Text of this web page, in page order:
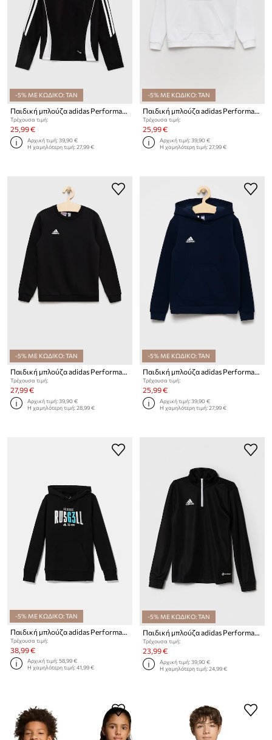
-5% ΜΕ ΚΩΔΙΚΟ: TAN
Παιδική μπλούζα adidas Performance TIRO24 TRTOPY
Τρέχουσα τιμή:
25,99 €
Αρχική τιμή:39,90 €
Η χαμηλότερη τιμή:27,99 €
-5% ΜΕ ΚΩΔΙΚΟ: TAN
Παιδική μπλούζα adidas Performance
Τρέχουσα τιμή:
25,99 €
Αρχική τιμή:39,90 €
Η χαμηλότερη τιμή:27,99 €
-5% ΜΕ ΚΩΔΙΚΟ: TAN
Παιδική μπλούζα adidas Performance
Τρέχουσα τιμή:
27,99 €
Αρχική τιμή:39,90 €
Η χαμηλότερη τιμή:28,99 €
-5% ΜΕ ΚΩΔΙΚΟ: TAN
Παιδική μπλούζα adidas Performance
Τρέχουσα τιμή:
25,99 €
Αρχική τιμή:39,90 €
Η χαμηλότερη τιμή:27,99 €
-5% ΜΕ ΚΩΔΙΚΟ: TAN
Τρέχουσα τιμή:
38,99 €
Αρχική τιμή:58,99 €
Η χαμηλότερη τιμή:41,99 €
-5% ΜΕ ΚΩΔΙΚΟ: TAN
Παιδική μπλούζα adidas Performance ENT22 TR TOPY
Τρέχουσα τιμή:
23,99 €
Αρχική τιμή:39,90 €
Η χαμηλότερη τιμή:24,99 €